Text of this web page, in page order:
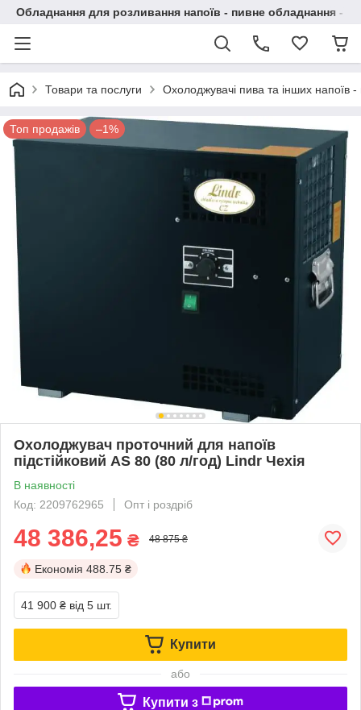
Обладнання для розливання напоїв - пивне обладнання - в
Товари та послуги Охолоджувачі пива та інших напоїв -
Топ продажів –1%
Охолоджувач проточний для напоїв
підстійковий AS 80 (80 л/год) Lindr Чехія
В наявності
Код: 2209762965
Опт і роздріб
48 386,25 ₴ 48 875 ₴
Економія 488.75 ₴
41 900 ₴ від 5 шт.
Купити
або
Купити з